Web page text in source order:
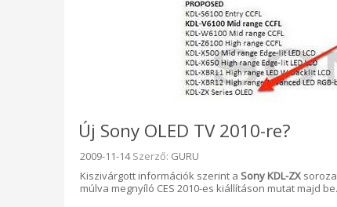
Új Sony OLED TV 2010-re?
Beküldve:
2009-11-14Szerző: GURU
Kiszivárgott információk szerint a Sony KDL-ZX
múlva megnyíló CES 2010-es kiállításon mutat majd be.